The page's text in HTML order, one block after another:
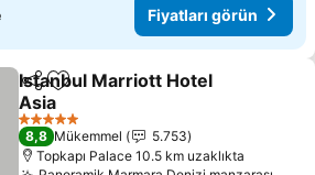
Fiyatları görün
PaylaşFavorilerime ekle
Istanbul Marriott Hotel
Asia
5 Yıldız
8,8 Mükemmel
5.753
Topkapı Palace 10.5 km uzaklıkta